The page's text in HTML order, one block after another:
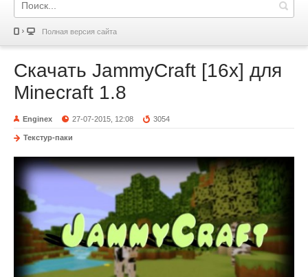
Полная версия сайта
Скачать JammyCraft [16x] для
Minecraft 1.8
Enginex 27-07-2015, 12:08 3054
Текстур-паки